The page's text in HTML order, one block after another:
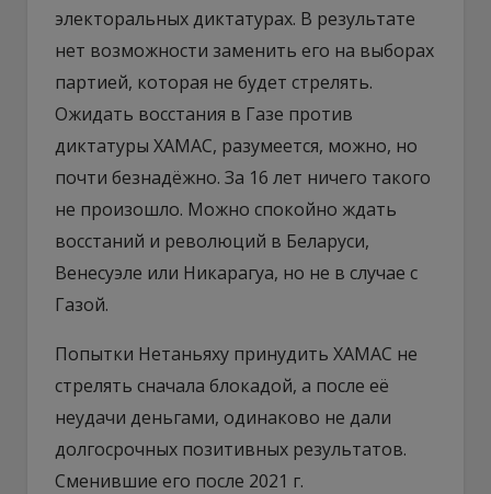
электоральных диктатурах. В результате
нет возможности заменить его на выборах
партией, которая не будет стрелять.
Ожидать восстания в Газе против
диктатуры ХАМАС, разумеется, можно, но
почти безнадёжно. За 16 лет ничего такого
не произошло. Можно спокойно ждать
восстаний и революций в Беларуси,
Венесуэле или Никарагуа, но не в случае с
Газой.
Попытки Нетаньяху принудить ХАМАС не
стрелять сначала блокадой, а после её
неудачи деньгами, одинаково не дали
долгосрочных позитивных результатов.
Сменившие его после 2021 г.